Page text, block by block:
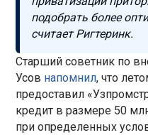
подобрать более
считает Ригтеринк.
Старший советник по
Усов напомнил, что
предоставил
кредит в размере 50
при определенных